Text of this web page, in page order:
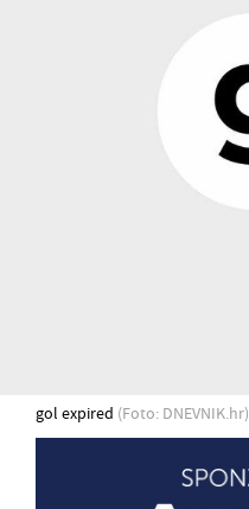
gol expired (Foto: DNEVNIK.hr)